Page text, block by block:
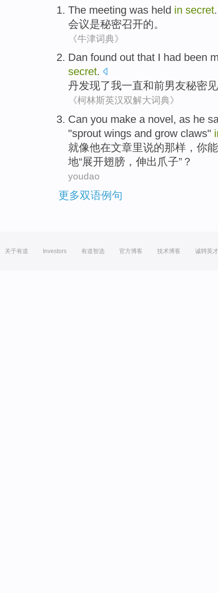
The meeting was held in secret.
会议是秘密召开的。
《牛津词典》
Dan found out that I had been
secret.
丹发现了我一直和前男友秘密
《柯林斯英汉双解大词典》
Can you make a novel, as he
"sprout wings and grow claws"
就像他在文章里说的那样 ， 你
地“展开翅膀 ， 伸出 爪子”？
youdao
更多双语例句
关于有道 Investors 有道智选 官方博客 技术博客 诚聘英才